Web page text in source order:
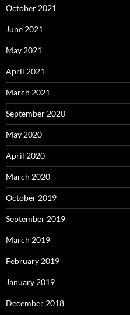
October 2021
June 2021
May 2021
April 2021
March 2021
September 2020
May 2020
April 2020
March 2020
October 2019
September 2019
March 2019
February 2019
January 2019
December 2018